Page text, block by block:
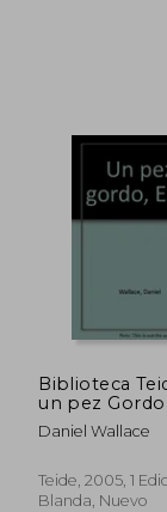
Biblioteca
un pez Gordo
Wallace- -
Daniel Wallace
Teide, 2005, 1
Blanda, Nuevo